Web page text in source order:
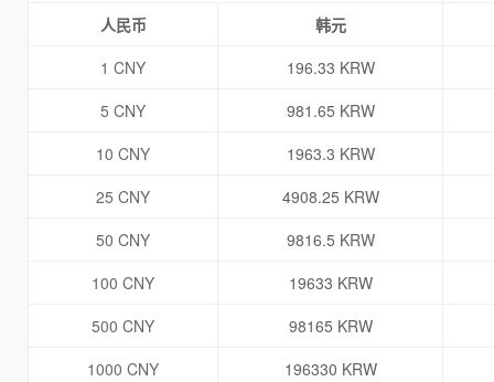
人民币
韩元
1 CNY
196.33 KRW
5 CNY
981.65 KRW
10 CNY
1963.3 KRW
25 CNY
4908.25 KRW
50 CNY
9816.5 KRW
100 CNY
19633 KRW
500 CNY
98165 KRW
1000 CNY
196330 KRW